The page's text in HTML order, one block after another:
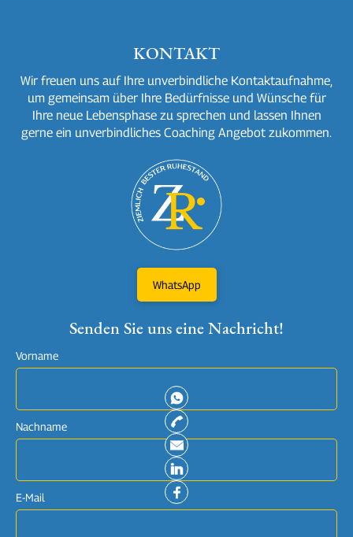
KONTAKT
Wir freuen uns auf Ihre unverbindliche Kontaktaufnahme,
um gemeinsam über Ihre Bedürfnisse und Wünsche für
Ihre neue Lebensphase zu sprechen und lassen Ihnen
gerne ein unverbindliches Coaching Angebot zukommen.
WhatsApp
Senden Sie uns eine Nachricht!
Vorname
Nachname
E-Mail